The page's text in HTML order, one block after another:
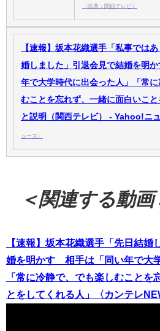
（出典：関西テレビ）
【速報】坂本花織選手「私事では
婚しました」引退会見で結婚を明
年で大学時代に出会った人」「常
むことを忘れず、一緒に面白いこと
と説明（関西テレビ） - Yahoo!ニ
ュース）
＜関連する動画
【速報】坂本花織選手「先日結婚
婚を明かす 相手は「同い年で大
「常に冷静で、でも楽しむことを
とをしてくれる人」〈カンテレ